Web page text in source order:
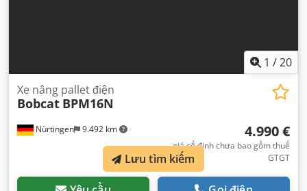
1 /20
Nürtingen 9.492 km
Xe nâng pallet điện
Bobcat BPM16N
4.990 €
giá cố định chưa bao gồm thuế
GTGT
Lưu tìm kiếm